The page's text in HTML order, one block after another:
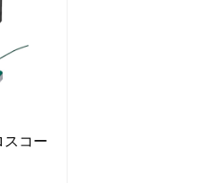
スコー